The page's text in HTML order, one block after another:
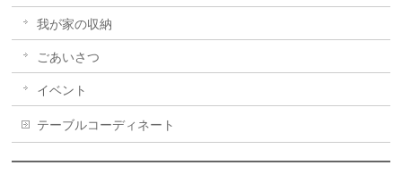
我が家の収納
ごあいさつ
イベント
テーブルコーディネート